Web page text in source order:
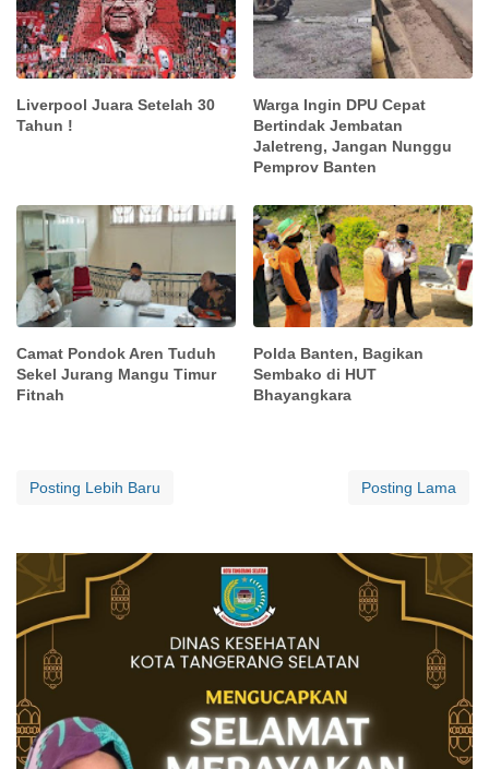
Liverpool Juara Setelah 30
Tahun !
Warga Ingin DPU Cepat
Bertindak Jembatan
Jaletreng, Jangan Nunggu
Pemprov Banten
Camat Pondok Aren Tuduh
Sekel Jurang Mangu Timur
Fitnah
Polda Banten, Bagikan
Sembako di HUT
Bhayangkara
Posting Lebih Baru Posting Lama